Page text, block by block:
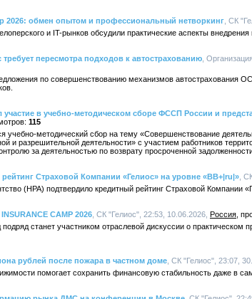
2026: обмен опытом и профессиональный нетворкинг , СК
и IT-рынков обсудили практические аспекты
пересмотра подходов к автострахованию ,
по совершенствованию механизмов автострахования
в учебно-методическом сборе ФССП России и
115
учебно-методический сбор на тему «Совершенствование
и разрешительной деятельности» с участием работников
за деятельностью по возврату просроченной
Страховой Компании «Гелиос» на уровне «BB+|ru|» ,
(НРА) подтвердило кредитный рейтинг Страховой Компании
CAMP 2026 , СК "Гелиос", 22:53, 10.06.2026, Россия
станет участником отраслевой дискуссии о практическом
рублей после пожара в частном доме , СК "Гелиос", 23:07,
помогает сохранить финансовую стабильность даже в